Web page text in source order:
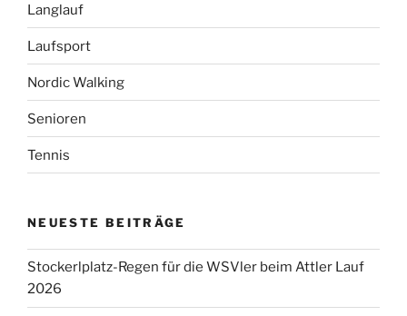
Langlauf
Laufsport
Nordic Walking
Senioren
Tennis
NEUESTE BEITRÄGE
Stockerlplatz-Regen für die WSVler beim Attler Lauf
2026